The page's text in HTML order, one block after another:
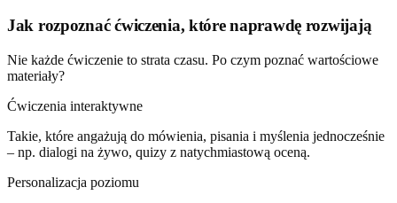
Jak rozpoznać ćwiczenia, które naprawdę rozwijają
Nie każde ćwiczenie to strata czasu. Po czym poznać wartościowe
materiały?
Ćwiczenia interaktywne
Takie, które angażują do mówienia, pisania i myślenia jednocześnie
– np. dialogi na żywo, quizy z natychmiastową oceną.
Personalizacja poziomu